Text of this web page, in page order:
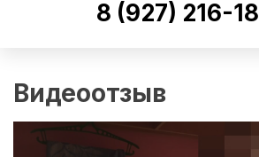
8 (927) 216-
Видеоотзыв